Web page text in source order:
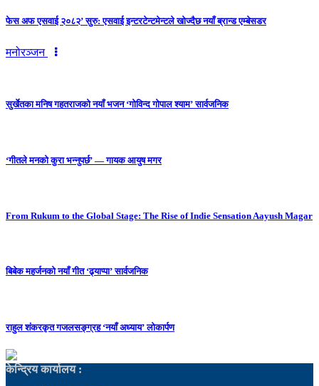
फेस अफ एसवाई २०८२’ सुरु: एसवाई इन्टरटेन्टमेन्टले खोज्दैछ नयाँ ब्रान्ड एम्बेसडर
मनोरञ्जन
सुर्खेतका मनिष गहतराजको नयाँ भजन ‘गोविन्द गोपाल श्याम’ सार्वजनिक
‘गीतले मनको कुरा भन्नुपर्छ’ — गायक आयुष मगर
From Rukum to the Global Stage: The Rise of Indie Sensation Aayush Magar
बिबेक महर्जनको नयाँ गीत ‘ढ्याप्पा’ सार्वजनिक
राहुल शंकरकृत गजलसङ्ग्रह ‘नयाँ अध्याय’ लोकार्पण
केन्द्रिय कार्यालय :